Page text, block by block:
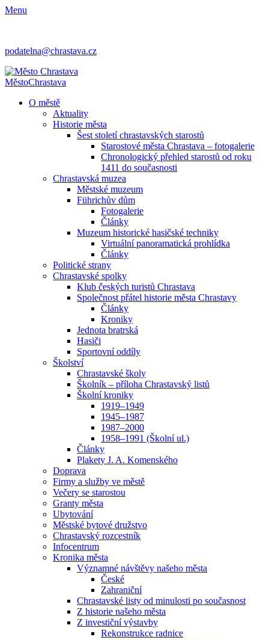
Menu
podatelna@chrastava.cz
MěstoChrastava
O městě
Aktuality
Historie města
Šest století chrastavských starostů
Starostové města Chrastava – fotogalerie
Chronologický přehled starostů od roku
1411 do současnosti
Chrastavská muzea
Městské muzeum
Führichův dům
Fotogalerie
Články
Muzeum historické hasičské techniky
Virtuální panoramatická prohlídka
Články
Politické strany
Chrastavské spolky
Klub českých turistů Chrastava
Společnost přátel historie města Chrastavy
Články
Kroniky
Jednota bratrská
Hasiči
Sportovní oddíly
Školství
Chrastavské školy
Školník – příloha Chrastavský listů
Školní kroniky
1919–1949
1945–1987
1987–2000
1958–1991 (Školní ul.)
Články
Plakety J. A. Komenského
Doprava
Firmy a služby ve městě
Večery se starostou
Granty města
Ubytování
Městské bytové družstvo
Chrastavský rozcestník
Infocentrum
Kronika města
Významné návštěvy našeho města
České
Zahraniční
Chrastavské listy od minulosti po současnost
Z historie našeho města
Z investiční výstavby
Rekonstrukce radnice